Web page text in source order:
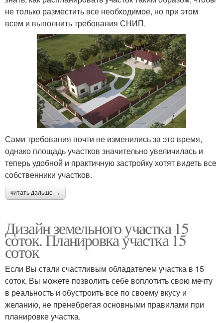
не только разместить все необходимое, но при этом
всем и выполнить требования СНИП.
Сами требования почти не изменились за это время,
однако площадь участков значительно увеличилась и
теперь удобной и практичную застройку хотят видеть все
собственники участков.
читать дальше →
Дизайн земельного участка 15
соток. Планировка участка 15
соток
Если Вы стали счастливым обладателем участка в 15
соток, Вы можете позволить себе воплотить свою мечту
в реальность и обустроить все по своему вкусу и
желанию, не пренебрегая основными правилами при
планировке участка.